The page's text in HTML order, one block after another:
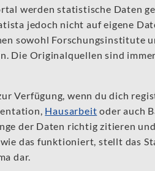
werden statistische Daten
jedoch nicht auf eigene
sowohl Forschungsinstitute
Die Originalquellen sind
Verfügung, wenn du dich
Hausarbeit oder auch
der Daten richtig zitieren
das funktioniert, stellt das
dar.